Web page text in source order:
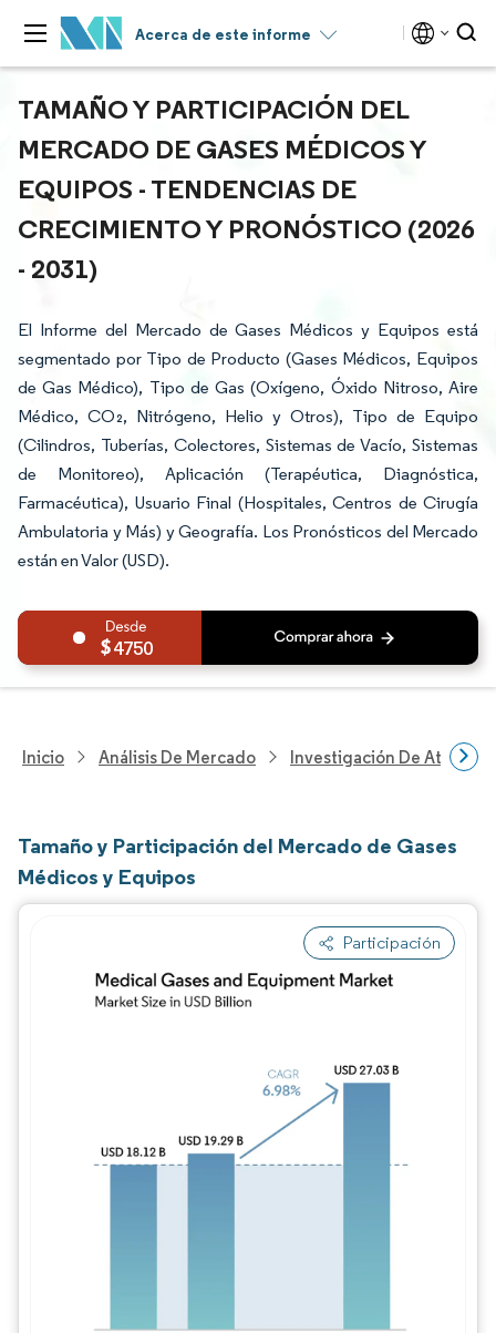
Acerca de este informe
TAMAÑO Y PARTICIPACIÓN DEL
MERCADO DE GASES MÉDICOS Y
EQUIPOS - TENDENCIAS DE
CRECIMIENTO Y PRONÓSTICO (2026
- 2031)
El Informe del Mercado de Gases Médicos y Equipos está
segmentado por Tipo de Producto (Gases Médicos, Equipos
de Gas Médico), Tipo de Gas (Oxígeno, Óxido Nitroso, Aire
Médico, CO₂, Nitrógeno, Helio y Otros), Tipo de Equipo
(Cilindros, Tuberías, Colectores, Sistemas de Vacío, Sistemas
de Monitoreo), Aplicación (Terapéutica, Diagnóstica,
Farmacéutica), Usuario Final (Hospitales, Centros de Cirugía
Ambulatoria y Más) y Geografía. Los Pronósticos del Mercado
están en Valor (USD).
4750
Inicio Análisis De Mercado Investigación De
Tamaño y Participación del Mercado de Gases
Médicos y Equipos
Participación